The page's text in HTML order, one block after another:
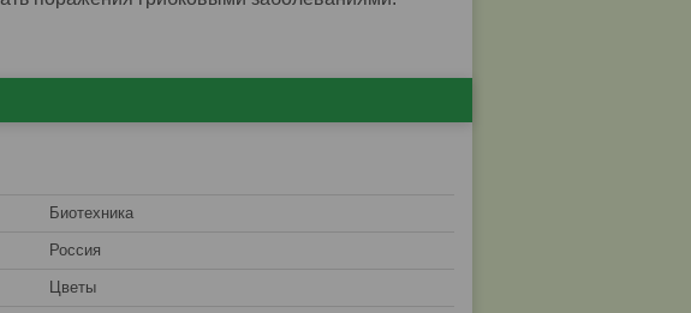
Биотехника
Россия
Цветы